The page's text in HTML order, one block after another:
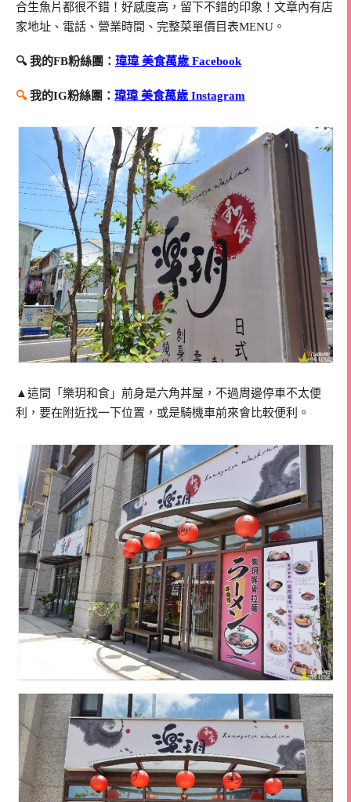
合生魚片都很不錯！好感度高，留下不錯的印象！文章內有店
家地址、電話、營業時間、完整菜單價目表MENU。
🔍 我的FB粉絲團： 瑋瑋 美食萬歲 Facebook
🔍我的IG粉絲團： 瑋瑋 美食萬歲 Instagram
▲這間「樂玥和食」前身是六角丼屋，不過周邊停車不太便
利，要在附近找一下位置，或是騎機車前來會比較便利。